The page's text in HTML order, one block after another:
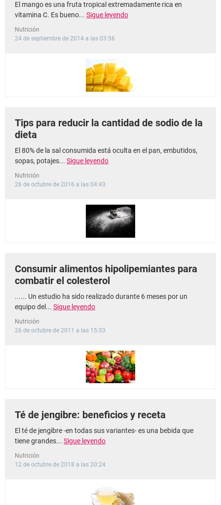
El mango es una fruta tropical extremadamente rica en
vitamina C. Es bueno... Sigue leyendo
Nutrición
24 de septiembre de 2014 a las 03:56
Tips para reducir la cantidad de sodio de la
dieta
El 80% de la sal consumida está oculta en el pan, embutidos,
sopas, potajes... Sigue leyendo
Nutrición
26 de octubre de 2016 a las 04:43
Consumir alimentos hipolipemiantes para
combatir el colesterol
...... Un estudio ha sido realizado durante 6 meses por un
equipo del... Sigue leyendo
Nutrición
26 de octubre de 2011 a las 15:33
Té de jengibre: beneficios y receta
El té de jengibre -en todas sus variantes- es una bebida que
tiene grandes... Sigue leyendo
Nutrición
12 de octubre de 2018 a las 20:24